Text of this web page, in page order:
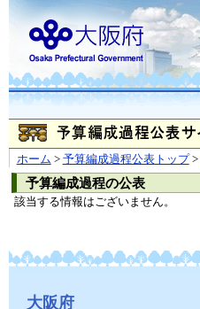
ホーム > 予算編成過程公表トップ>
予算編成過程の公表
該当する情報はございません。
大阪府